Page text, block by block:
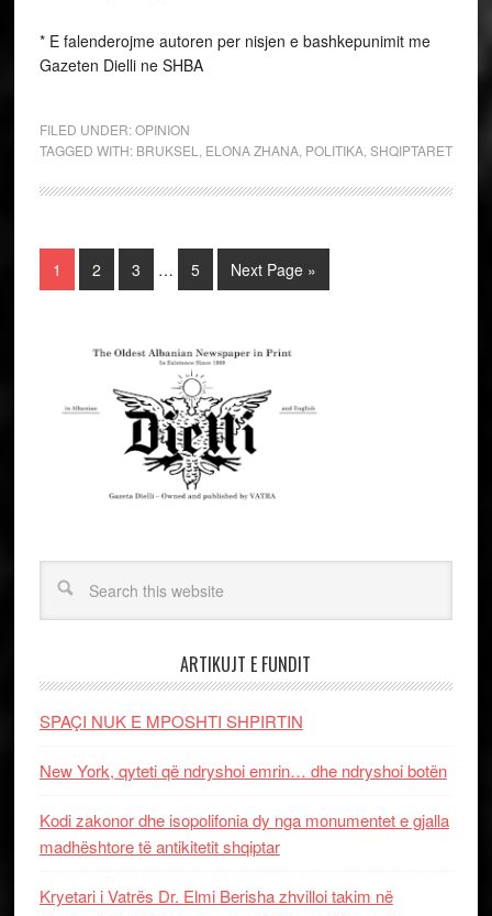
* E falenderojme autoren per nisjen e bashkepunimit me
Gazeten Dielli ne SHBA
FILED UNDER:OPINION
TAGGED WITH: BRUKSEL ELONA ZHANA, POLITIKA, SHQIPTARET
1 2 3 … 5 Next Page »
ARTIKUJT E FUNDIT
SPAÇI NUK E MPOSHTI SHPIRTIN
New York, qyteti që ndryshoi emrin… dhe ndryshoi botën
Kodi zakonor dhe isopolifonia dy nga monumentet e gjalla
madhështore të antikitetit shqiptar
Kryetari i Vatrës Dr. Elmi Berisha zhvilloi takim në